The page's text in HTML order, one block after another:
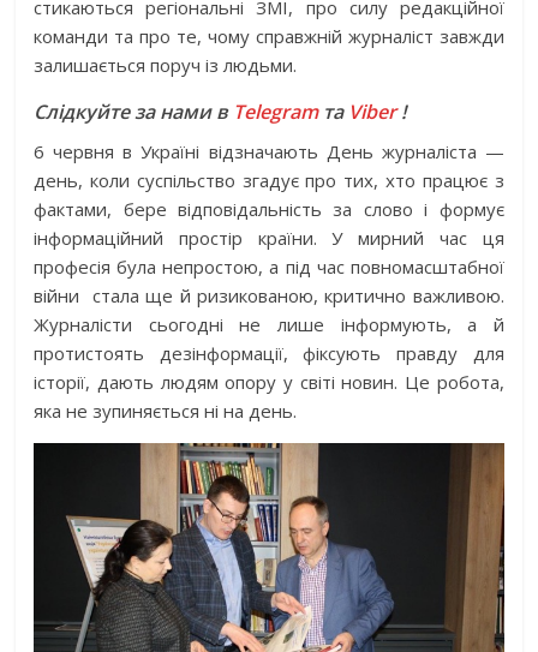
стикаються регіональні ЗМІ, про силу редакційної
команди та про те, чому справжній журналіст завжди
залишається поруч із людьми.
Слідкуйте за нами в Telegramта Viber!
6 червня в Україні відзначають День журналіста —
день, коли суспільство згадує про тих, хто працює з
фактами, бере відповідальність за слово і формує
інформаційний простір країни. У мирний час ця
професія була непростою, а під час повномасштабної
війни
стала ще й ризикованою, критично важливою.
Журналісти сьогодні не лише інформують, а й
протистоять дезінформації, фіксують правду для
історії, дають людям опору у світі новин. Це робота,
яка не зупиняється ні на день.